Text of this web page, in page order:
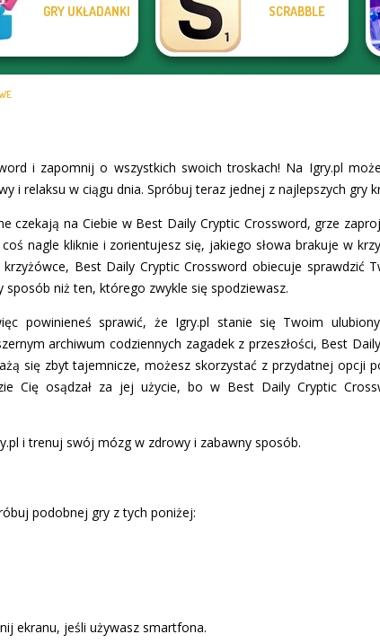
GRY UKŁADANKI SCRABBLE
i zapomnij o wszystkich swoich troskach! Na Igry.pl
i relaksu w ciągu dnia. Spróbuj teraz jednej z najlepszych gry
czekają na Ciebie w Best Daily Cryptic Crossword, grze
nagle kliknie i zorientujesz się, jakiego słowa brakuje w
Best Daily Cryptic Crossword obiecuje sprawdzić
niż ten, którego zwykle się spodziewasz.
powinieneś sprawić, że Igry.pl stanie się Twoim
archiwum codziennych zagadek z przeszłości, Best
się zbyt tajemnicze, możesz skorzystać z przydatnej opcji
Cię osądzał za jej użycie, bo w Best Daily Cryptic
i trenuj swój mózg w zdrowy i zabawny sposób.
podobnej gry z tych poniżej:
ekranu, jeśli używasz smartfona.